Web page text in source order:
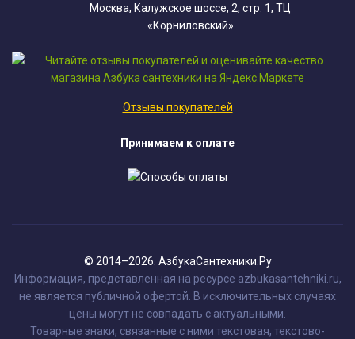
Москва, Калужское шоссе, 2, стр. 1, ТЦ
«Корниловский»
Отзывы покупателей
Принимаем к оплате
© 2014–2026. АзбукаСантехники.Ру
Информация, представленная на ресурсе azbukasantehniki.ru,
не является публичной офертой. В исключительных случаях
цены могут не совпадать с актуальными.
Товарные знаки, связанные с ними текстовая, текстово-